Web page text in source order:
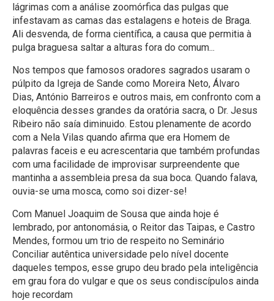
lágrimas com a análise zoomórfica das pulgas que
infestavam as camas das estalagens e hoteis de Braga.
Ali desvenda, de forma científica, a causa que permitia à
pulga braguesa saltar a alturas fora do comum...
Nos tempos que famosos oradores sagrados usaram o
púlpito da Igreja de Sande como Moreira Neto, Álvaro
Dias, António Barreiros e outros mais, em confronto com a
eloquência desses grandes da oratória sacra, o Dr. Jesus
Ribeiro não saía diminuido. Estou plenamente de acordo
com a Nela Vilas quando afirma que era Homem de
palavras faceis e eu acrescentaria que também profundas
com uma facilidade de improvisar surpreendente que
mantinha a assembleia presa da sua boca. Quando falava,
ouvia-se uma mosca, como soi dizer-se!
Com Manuel Joaquim de Sousa que ainda hoje é
lembrado, por antonomásia, o Reitor das Taipas, e Castro
Mendes, formou um trio de respeito no Seminário
Conciliar autêntica universidade pelo nível docente
daqueles tempos, esse grupo deu brado pela inteligência
em grau fora do vulgar e que os seus condiscípulos ainda
hoje recordam